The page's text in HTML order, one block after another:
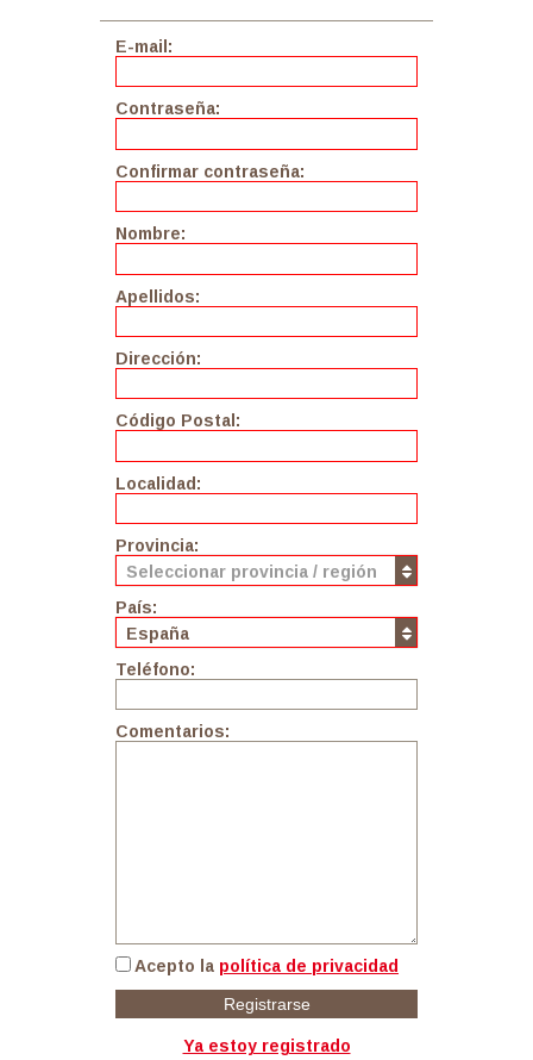
E-mail:
Contraseña:
Confirmar contraseña:
Nombre:
Apellidos:
Dirección:
Código Postal:
Localidad:
Provincia:
Seleccionar provincia / región
País:
España
Teléfono:
Comentarios:
Acepto la política de privacidad
Registrarse
Ya estoy registrado